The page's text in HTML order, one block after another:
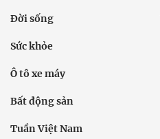
Đời sống
Sức khỏe
Ô tô xe máy
Bất động sản
Tuần Việt Nam